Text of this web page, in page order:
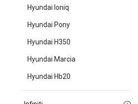
Hyundai Ioniq
Hyundai Pony
Hyundai H350
Hyundai Marcia
Hyundai Hb20